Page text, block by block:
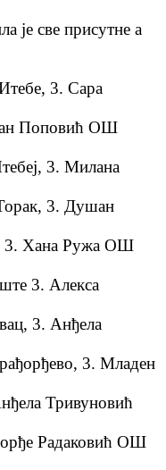
је све присутне а
3. Сара
Поповић ОШ
3. Милана
3. Душан
3. Хана Ружа ОШ
3. Алекса
3. Анђела
3. Младен
Тривуновић
Радаковић ОШ